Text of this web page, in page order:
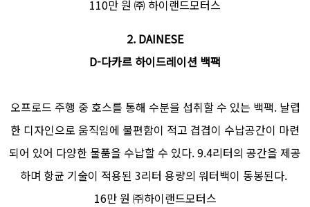
110만 원 ㈜ 하이랜드모터스
2. DAINESE
D-다카르 하이드레이션 백팩
오프로드 주행 중 호스를 통해 수분을 섭취할 수 있는 백팩. 날렵
한 디자인으로 움직임에 불편함이 적고 겹겹이 수납공간이 마련
되어 있어 다양한 물품을 수납할 수 있다. 9.4리터의 공간을 제공
하며 항균 기술이 적용된 3리터 용량의 워터백이 동봉된다.
16만 원 ㈜하이랜드모터스